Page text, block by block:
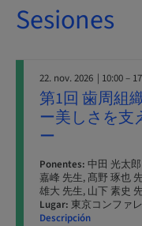
Sesiones
22. nov. 2026 | 10:00 –
第1回 歯周組
ー美しさを支
ー
Ponentes: 中田 光太
嘉峰 先生, 髙野 琢也
雄大 先生, 山下 素史
Lugar: 東京コンファ
Descripción